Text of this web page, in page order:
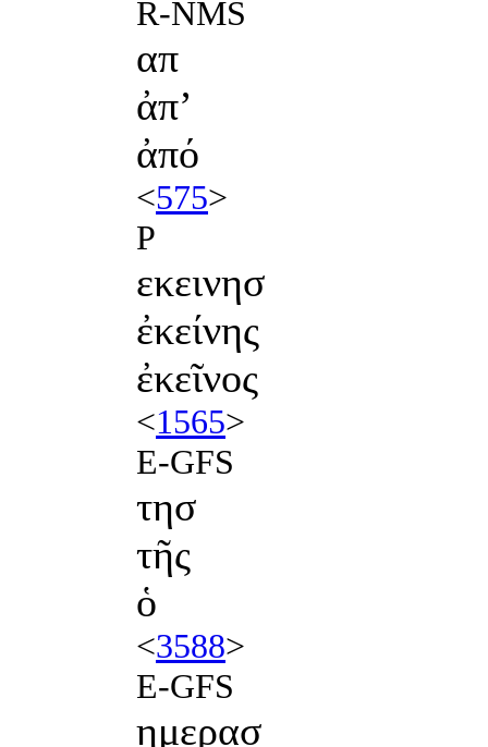
R-NMS
απ
ἀπʼ
ἀπό
<575>
P
εκεινησ
ἐκείνης
ἐκεῖνος
<1565>
E-GFS
τησ
τῆς
ὁ
<3588>
E-GFS
ημερασ